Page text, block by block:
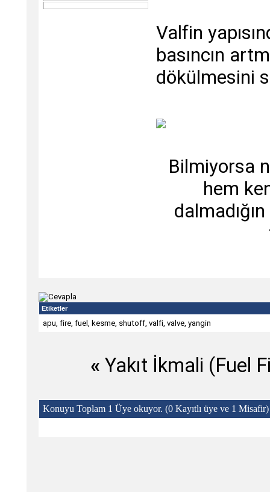
Valfin
basıncın
dökülmesini
Bilmiyorsa
hem
Etiketler
apu, fire, fuel , kesme, shutoff, valfi, valve, yangin
« Yakıt İkmali (Fuel
Konuyu Toplam 1 Üye okuyor. (0 Kayıtlı üye ve 1 Misafir)